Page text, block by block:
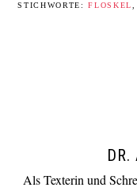
STICHWORTE:FLOSKEL
Als Texterin und